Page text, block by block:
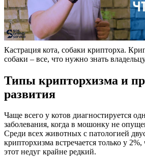
Кастрация кота, собаки крипторха.
собаки – все, что нужно знать
Типы крипторхизма и
развития
Чаще всего у котов диагностируется
заболевания, когда в мошонку не
Среди всех животных с патологией
крипторхизма встречается только у
этот недуг крайне редкий.